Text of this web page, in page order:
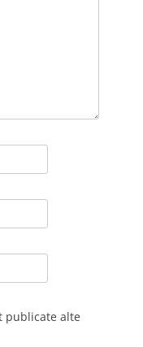
publicate alte